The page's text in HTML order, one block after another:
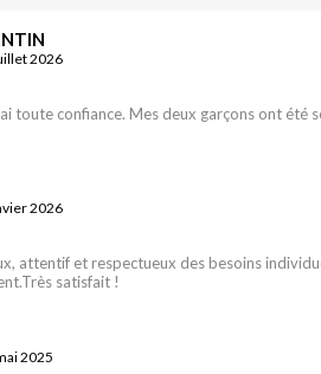
2026
toute confiance. Mes deux garçons ont été
2026
attentif et respectueux des besoins
satisfait !
2025